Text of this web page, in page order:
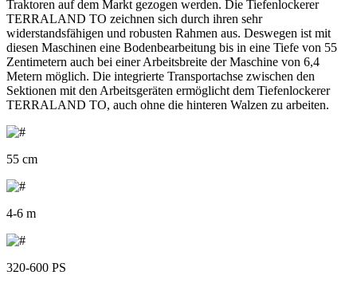
Traktoren auf dem Markt gezogen werden. Die Tiefenlockerer
TERRALAND TO zeichnen sich durch ihren sehr
widerstandsfähigen und robusten Rahmen aus. Deswegen ist mit
diesen Maschinen eine Bodenbearbeitung bis in eine Tiefe von 55
Zentimetern auch bei einer Arbeitsbreite der Maschine von 6,4
Metern möglich. Die integrierte Transportachse zwischen den
Sektionen mit den Arbeitsgeräten ermöglicht dem Tiefenlockerer
TERRALAND TO, auch ohne die hinteren Walzen zu arbeiten.
55 cm
4-6 m
320-600 PS